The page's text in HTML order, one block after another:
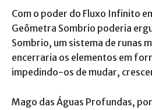
Com o poder do Fluxo Infinito
Geômetra Sombrio poderia
Sombrio, um sistema de runas
encerraria os elementos em
impedindo-os de mudar,
Mago das Águas Profundas,